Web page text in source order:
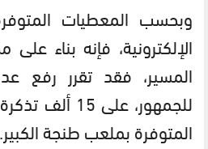
الإلكترونية، فإنه بناء
المسير، فقد تقرر رفع
للجمهور، على
المتوفرة بملعب طنجة الكبير.